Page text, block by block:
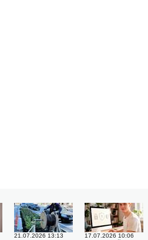
21.07.2026 13:13
17.07.2026 10:06